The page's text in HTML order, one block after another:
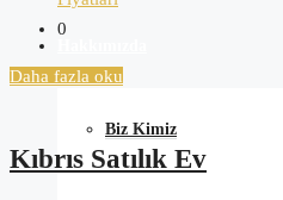
Biz Kimiz
0
Daha fazla oku
Kıbrıs Satılık Ev